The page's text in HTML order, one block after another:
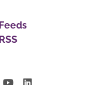
Feeds
RSS